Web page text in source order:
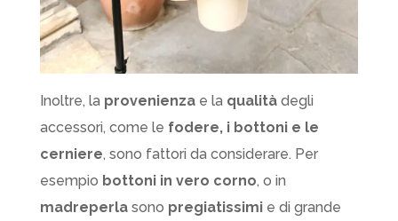
Inoltre, la provenienzae la qualitàdegli
accessori, come le fodere, i bottoni e le
cerniere, sono fattori da considerare. Per
esempio bottoni in vero corno, o in
madreperlasono pregiatissimie di grande